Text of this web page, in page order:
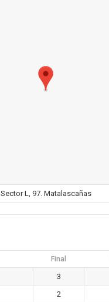
Sector L, 97. Matalascañas
Final
3
2